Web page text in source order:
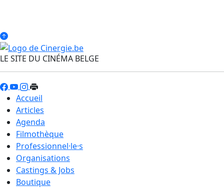
LE SITE DU CINÉMA BELGE
Accueil
Articles
Agenda
Filmothèque
Professionnel·le·s
Organisations
Castings & Jobs
Boutique